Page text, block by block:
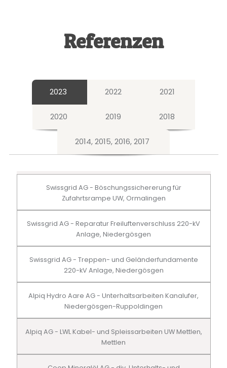
Referenzen
2023 2022 2021
2020 2019 2018
2014, 2015, 2016, 2017
Swissgrid AG - Böschungssichererung für
Zufahrtsrampe UW, Ormalingen
Swissgrid AG - Reparatur Freiluftenverschluss 220-kV
Anlage, Niedergösgen
Swissgrid AG - Treppen- und Geländerfundamente
220-kV Anlage, Niedergösgen
Alpiq Hydro Aare AG - Unterhaltsarbeiten Kanalufer,
Niedergösgen-Ruppoldingen
Alpiq AG - LWL Kabel- und Spleissarbeiten UW Mettlen,
Mettlen